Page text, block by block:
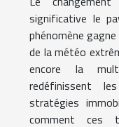
significative le
phénomène
de la météo
encore la
redéfinissent
stratégies
comment ces